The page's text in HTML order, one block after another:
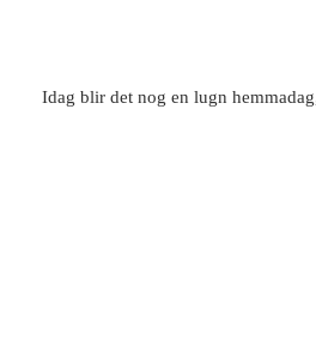
Idag blir det nog en lugn